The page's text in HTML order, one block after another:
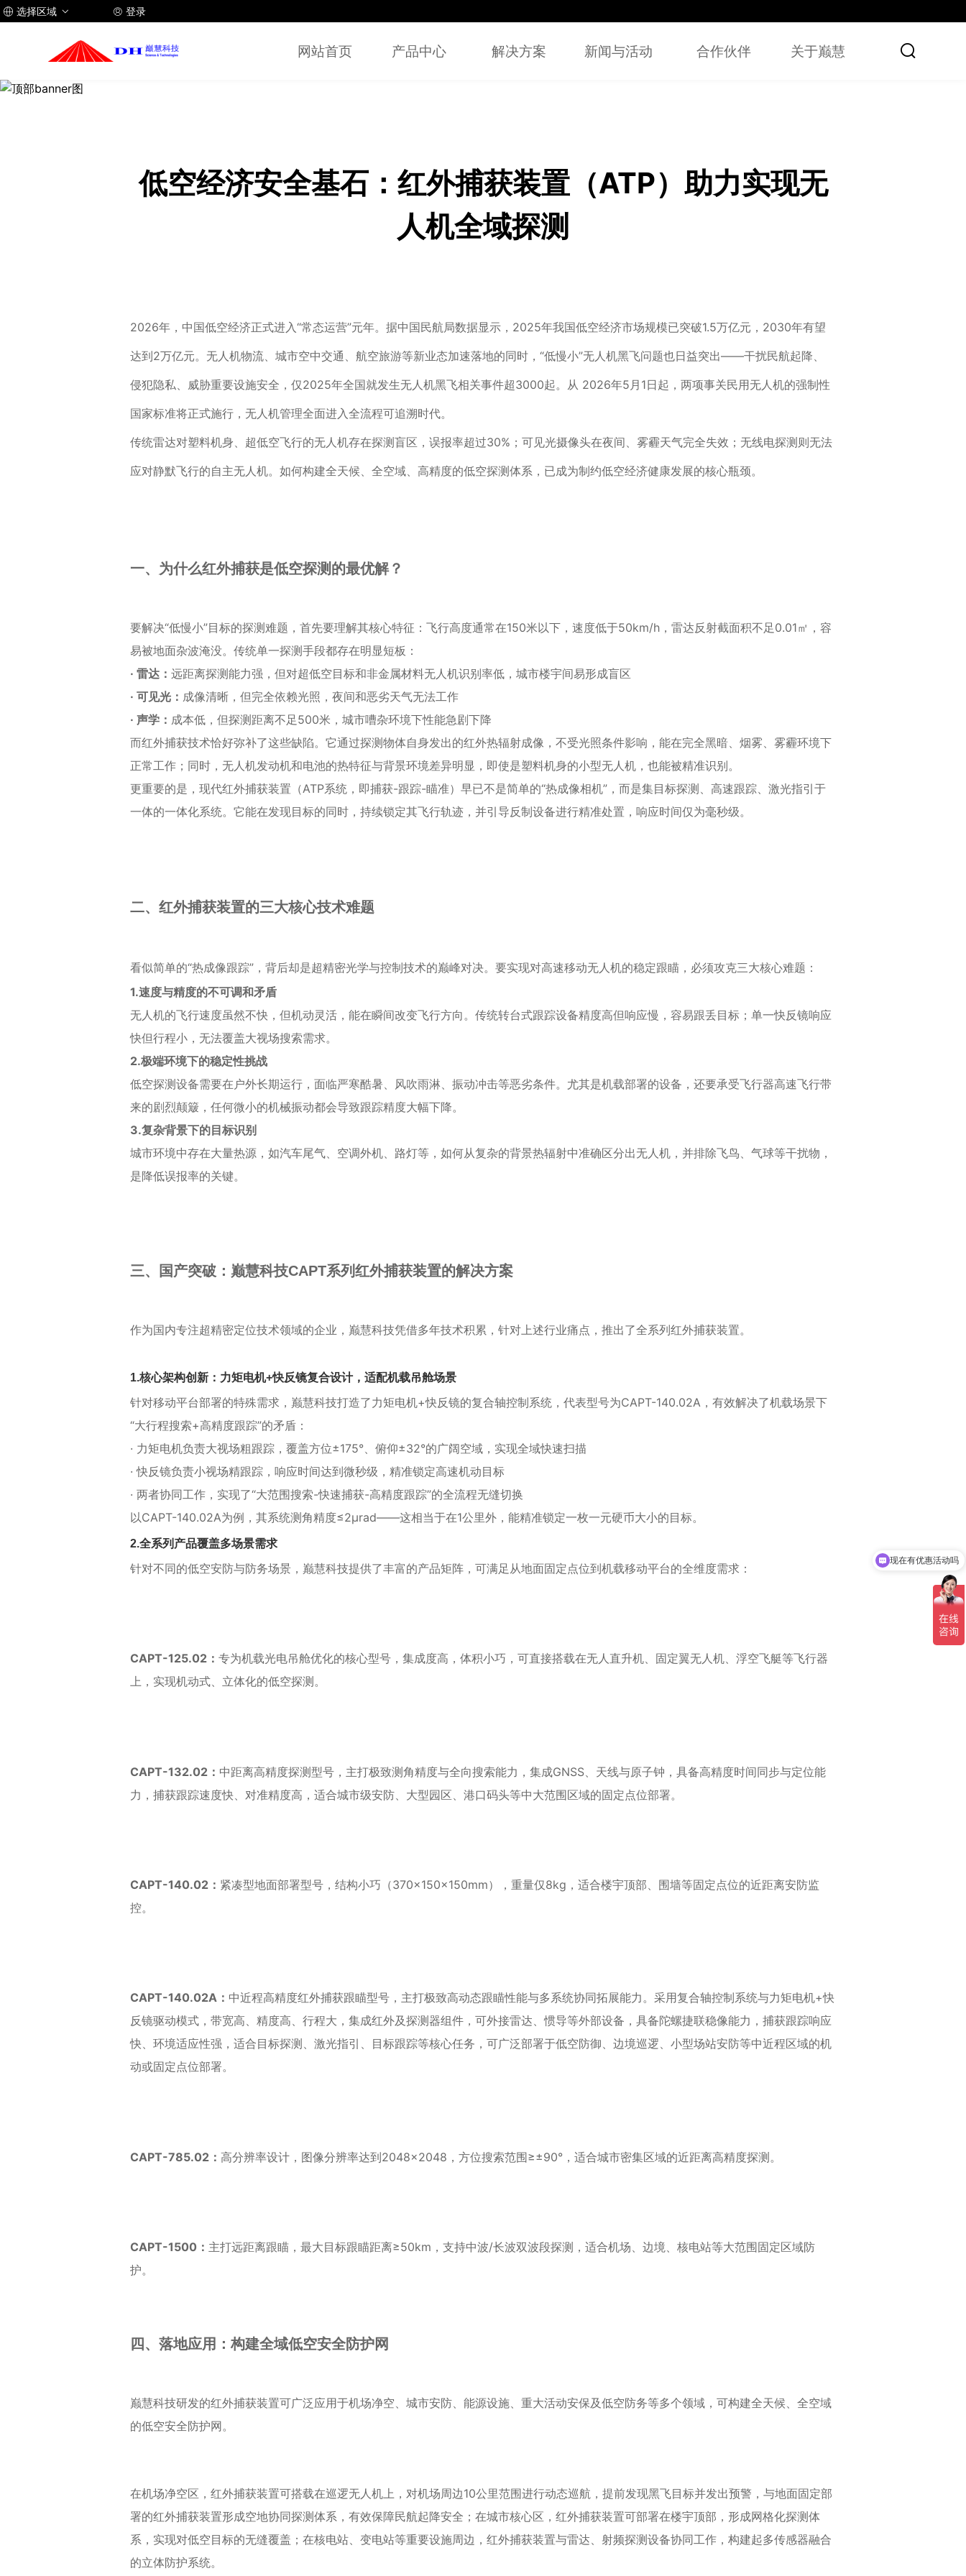
 选择区域   登录
网站首页 产品中心 解决方案 新闻与活动 合作伙伴 关于巅慧 
低空经济安全基石：红外捕获装置（ATP）助力实现无
人机全域探测
2026年，中国低空经济正式进入“常态运营”元年。据中国民航局数据显示，2025年我国低空经济市场规模已突破1.5万亿元，2030年有望
达到2万亿元。无人机物流、城市空中交通、航空旅游等新业态加速落地的同时，“低慢小”无人机黑飞问题也日益突出——干扰民航起降、
侵犯隐私、威胁重要设施安全，仅2025年全国就发生无人机黑飞相关事件超3000起。从 2026年5月1日起，两项事关民用无人机的强制性
国家标准将正式施行，无人机管理全面进入全流程可追溯时代。
传统雷达对塑料机身、超低空飞行的无人机存在探测盲区，误报率超过30%；可见光摄像头在夜间、雾霾天气完全失效；无线电探测则无法
应对静默飞行的自主无人机。如何构建全天候、全空域、高精度的低空探测体系，已成为制约低空经济健康发展的核心瓶颈。
一、为什么红外捕获是低空探测的最优解？
要解决“低慢小”目标的探测难题，首先要理解其核心特征：飞行高度通常在150米以下，速度低于50km/h，雷达反射截面积不足0.01㎡，容
易被地面杂波淹没。传统单一探测手段都存在明显短板：
· 雷达：远距离探测能力强，但对超低空目标和非金属材料无人机识别率低，城市楼宇间易形成盲区
· 可见光： 成像清晰，但完全依赖光照，夜间和恶劣天气无法工作
· 声学： 成本低，但探测距离不足500米，城市嘈杂环境下性能急剧下降
而红外捕获技术恰好弥补了这些缺陷。它通过探测物体自身发出的红外热辐射成像，不受光照条件影响，能在完全黑暗、烟雾、雾霾环境下
正常工作；同时，无人机发动机和电池的热特征与背景环境差异明显，即使是塑料机身的小型无人机，也能被精准识别。
更重要的是，现代红外捕获装置（ATP系统，即捕获-跟踪-瞄准）早已不是简单的“热成像相机”，而是集目标探测、高速跟踪、激光指引于
一体的一体化系统。它能在发现目标的同时，持续锁定其飞行轨迹，并引导反制设备进行精准处置，响应时间仅为毫秒级。
二、红外捕获装置的三大核心技术难题
看似简单的“热成像跟踪”，背后却是超精密光学与控制技术的巅峰对决。要实现对高速移动无人机的稳定跟瞄，必须攻克三大核心难题：
1.速度与精度的不可调和矛盾
无人机的飞行速度虽然不快，但机动灵活，能在瞬间改变飞行方向。传统转台式跟踪设备精度高但响应慢，容易跟丢目标；单一快反镜响应
快但行程小，无法覆盖大视场搜索需求。
2.极端环境下的稳定性挑战
低空探测设备需要在户外长期运行，面临严寒酷暑、风吹雨淋、振动冲击等恶劣条件。尤其是机载部署的设备，还要承受飞行器高速飞行带
来的剧烈颠簸，任何微小的机械振动都会导致跟踪精度大幅下降。
3.复杂背景下的目标识别
城市环境中存在大量热源，如汽车尾气、空调外机、路灯等，如何从复杂的背景热辐射中准确区分出无人机，并排除飞鸟、气球等干扰物，
是降低误报率的关键。
三、国产突破：巅慧科技CAPT系列红外捕获装置的解决方案
作为国内专注超精密定位技术领域的企业，巅慧科技凭借多年技术积累，针对上述行业痛点，推出了全系列红外捕获装置。
1.核心架构创新：力矩电机+快反镜复合设计，适配机载吊舱场景
针对移动平台部署的特殊需求，巅慧科技打造了力矩电机+快反镜的复合轴控制系统，代表型号为CAPT-140.02A，有效解决了机载场景下
“大行程搜索+高精度跟踪”的矛盾：
· 力矩电机负责大视场粗跟踪，覆盖方位±175°、俯仰±32°的广阔空域，实现全域快速扫描
· 快反镜负责小视场精跟踪，响应时间达到微秒级，精准锁定高速机动目标
· 两者协同工作，实现了“大范围搜索-快速捕获-高精度跟踪”的全流程无缝切换
以CAPT-140.02A为例，其系统测角精度≤2μrad——这相当于在1公里外，能精准锁定一枚一元硬币大小的目标。
2.全系列产品覆盖多场景需求
针对不同的低空安防与防务场景，巅慧科技提供了丰富的产品矩阵，可满足从地面固定点位到机载移动平台的全维度需求：
CAPT-125.02：专为机载光电吊舱优化的核心型号，集成度高，体积小巧，可直接搭载在无人直升机、固定翼无人机、浮空飞艇等飞行器
上，实现机动式、立体化的低空探测。
CAPT-132.02： 中距离高精度探测型号，主打极致测角精度与全向搜索能力，集成GNSS、天线与原子钟，具备高精度时间同步与定位能
力，捕获跟踪速度快、对准精度高，适合城市级安防、大型园区、港口码头等中大范围区域的固定点位部署。
CAPT-140.02： 紧凑型地面部署型号，结构小巧（370×150×150mm），重量仅8kg，适合楼宇顶部、围墙等固定点位的近距离安防监
控。
CAPT-140.02A： 中近程高精度红外捕获跟瞄型号，主打极致高动态跟瞄性能与多系统协同拓展能力。采用复合轴控制系统与力矩电机+快
反镜驱动模式，带宽高、精度高、行程大，集成红外及探测器组件，可外接雷达、惯导等外部设备，具备陀螺捷联稳像能力，捕获跟踪响应
快、环境适应性强，适合目标探测、激光指引、目标跟踪等核心任务，可广泛部署于低空防御、边境巡逻、小型场站安防等中近程区域的机
动或固定点位部署。
CAPT-785.02：高分辨率设计，图像分辨率达到2048×2048，方位搜索范围≥±90°，适合城市密集区域的近距离高精度探测。
CAPT-1500： 主打远距离跟瞄，最大目标跟瞄距离≥50km，支持中波/长波双波段探测，适合机场、边境、核电站等大范围固定区域防
护。
四、落地应用：构建全域低空安全防护网
巅慧科技研发的红外捕获装置可广泛应用于机场净空、城市安防、能源设施、重大活动安保及低空防务等多个领域，可构建全天候、全空域
的低空安全防护网。
在机场净空区，红外捕获装置可搭载在巡逻无人机上，对机场周边10公里范围进行动态巡航，提前发现黑飞目标并发出预警，与地面固定部
署的红外捕获装置形成空地协同探测体系，有效保障民航起降安全；在城市核心区，红外捕获装置可部署在楼宇顶部，形成网格化探测体
系，实现对低空目标的无缝覆盖；在核电站、变电站等重要设施周边，红外捕获装置与雷达、射频探测设备协同工作，构建起多传感器融合
的立体防护系统。
可以介绍下你们的产品么
现在有优惠活动吗